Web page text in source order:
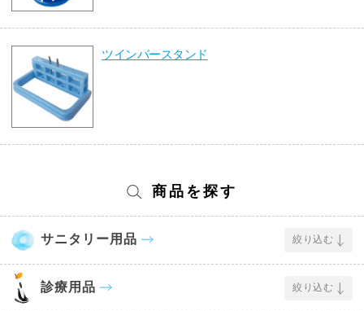
ツインバースタンド
商品を探す
サニタリー用品 絞り込む
診療用品 絞り込む